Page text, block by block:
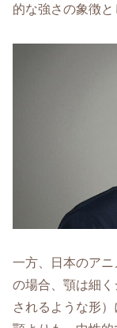
的な強さの象徴と
一方、日本のアニ
の場合、顎は細く
されるような形